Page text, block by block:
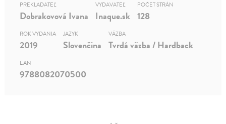
PREKLADATEĽ
Dobrakovová Ivana
VYDAVATEĽ
Inaque.sk
POČET STRÁN
128
ROK VYDANIA
2019
JAZYK
Slovenčina
VÄZBA
Tvrdá väzba / Hardback
EAN
9788082070500